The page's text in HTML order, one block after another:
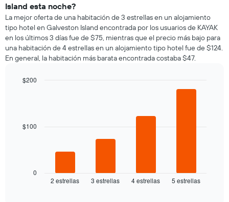
Island esta noche?
La mejor oferta de una habitación de 3 estrellas en un alojamiento
tipo hotel en Galveston Island encontrada por los usuarios de KAYAK
en los últimos 3 días fue de $75, mientras que el precio más bajo para
una habitación de 4 estrellas en un alojamiento tipo hotel fue de $124.
En general, la habitación más barata encontrada costaba $47.
bars.
muestra
2 estrellas 3 estrellas 4 estrellas 5 estrellas
0
$100
$200